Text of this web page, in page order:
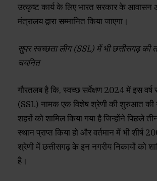
उत्कृष्ट कार्य के लिए भारत सरकार के आवासन
मंत्रालय द्वारा सम्मानित किया जाएगा।
सुपर स्वच्छता लीग (SSL) में भी छत्तीसगढ़ की
चयनित
गौरतलब है कि, स्वच्छ सर्वेक्षण 2024 में इस वर्ष
(SSL) नामक एक विशेष श्रेणी की शुरुआत की
शहरों को शामिल किया गया है जिन्होंने पिछले तीन
स्थान प्राप्त किया हो और वर्तमान में भी शीर्ष
श्रेणी में छत्तीसगढ़ के इन नगरीय निकायों को
है।